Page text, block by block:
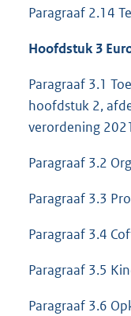
Paragraaf 2.14
Hoofdstuk 3
Paragraaf 3.1
hoofdstuk 2,
verordening
Paragraaf 3.2
Paragraaf 3.3
Paragraaf 3.4
Paragraaf 3.5
Paragraaf 3.6